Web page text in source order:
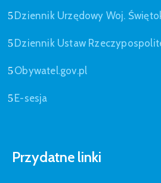
Dziennik Urzędowy Woj.
Dziennik Ustaw
Obywatel.gov.pl
E-sesja
Przydatne linki